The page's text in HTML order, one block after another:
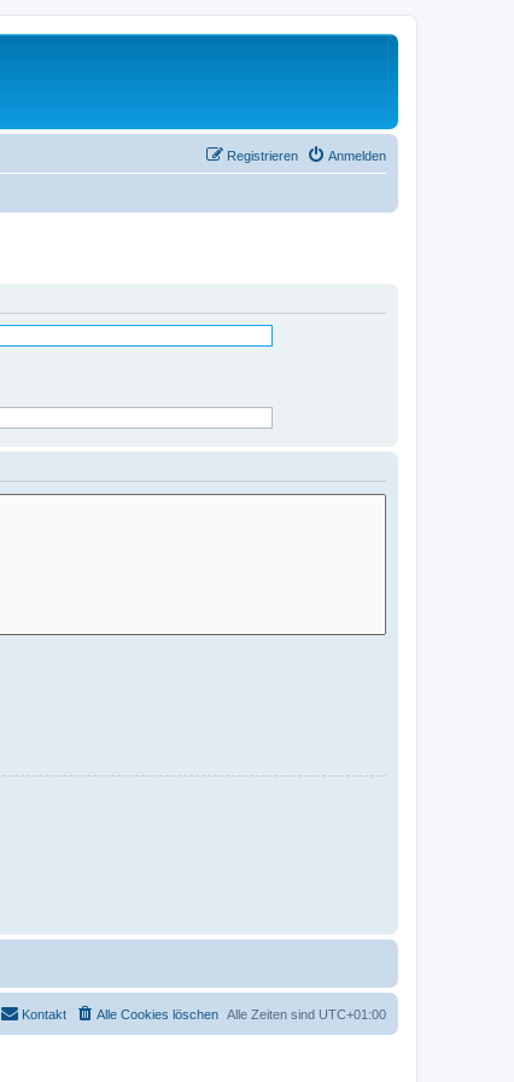
Anmelden
Registrieren
Alle Zeiten sind UTC+01:00
Alle Cookies löschen
Kontakt